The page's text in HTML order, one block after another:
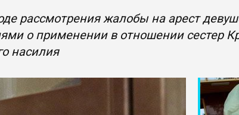
рассмотрения жалобы на арест
о применении в отношении сестер
насилия